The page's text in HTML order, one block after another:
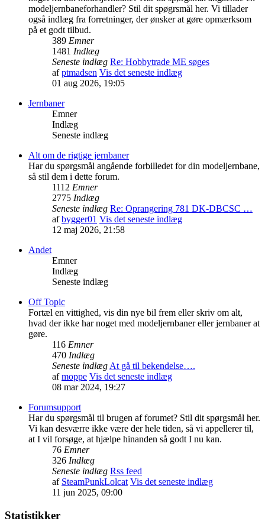
modeljernbaneforhandler? Stil dit spøgrsmål her. Vi tillader
også indlæg fra forretninger, der ønsker at gøre opmærksom
på et godt tilbud.
389 Emner
1481 Indlæg
Seneste indlæg Re: Hobbytrade ME søges
afptmadsen Vis det seneste indlæg
01 aug 2026, 19:05
Jernbaner
Emner
Indlæg
Seneste indlæg
Alt om de rigtige jernbaner
Har du spørgsmål angående forbilledet for din modeljernbane,
så stil dem i dette forum.
1112 Emner
2775 Indlæg
Seneste indlæg Re: Oprangering 781 DK-DBCSC …
afbygger01 Vis det seneste indlæg
12 maj 2026, 21:58
Andet
Emner
Indlæg
Seneste indlæg
Off Topic
Fortæl en vittighed, vis din nye bil frem eller skriv om alt,
hvad der ikke har noget med modeljernbaner eller jernbaner at
gøre.
116 Emner
470 Indlæg
Seneste indlægAt gå til bekendelse….
afmoppe Vis det seneste indlæg
08 mar 2024, 19:27
Forumsupport
Har du spørgsmål til brugen af forumet? Stil dit spørgsmål her.
Vi kan desværre ikke være der hele tiden, så vi appellerer til,
at I vil forsøge, at hjælpe hinanden så godt I nu kan.
76 Emner
326 Indlæg
Seneste indlæg Rss feed
af SteamPunkLolcat Vis det seneste indlæg
11 jun 2025, 09:00
Statistikker